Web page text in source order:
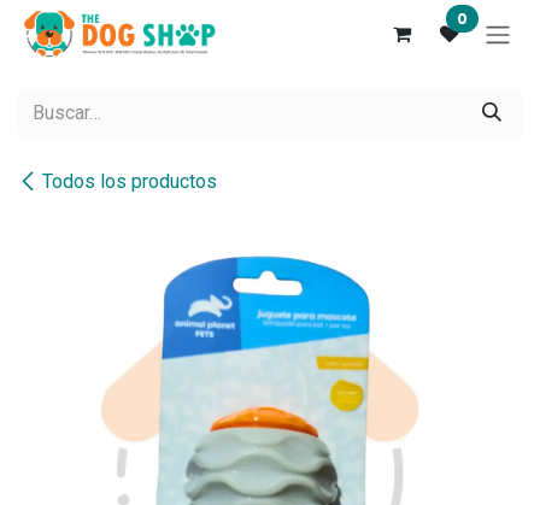
Ir al contenido 0
Todos los productos